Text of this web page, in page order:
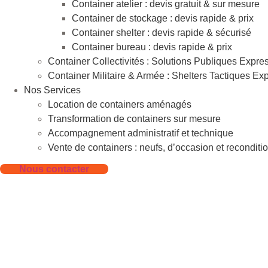
Container atelier : devis gratuit & sur mesure
Container de stockage : devis rapide & prix
Container shelter : devis rapide & sécurisé
Container bureau : devis rapide & prix
Container Collectivités : Solutions Publiques
Container Militaire & Armée : Shelters Tactiques
Nos Services
Location de containers aménagés
Transformation de containers sur mesure
Accompagnement administratif et technique
Vente de containers : neufs, d’occasion et
Nous contacter